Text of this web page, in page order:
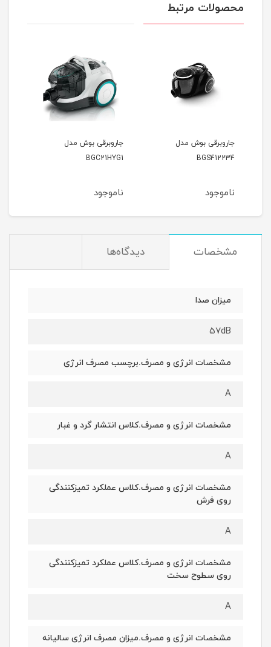
محصولات مرتبط
جاروبرقی بوش مدل
BGS412234
ناموجود
جاروبرقی بوش مدل
BGC21HYG1
ناموجود
مشخصات دیدگاه‌ها
میزان صدا
57dB
مشخصات انرژی و مصرف.برچسب مصرف انرژی
A
مشخصات انرژی و مصرف.کلاس انتشار گرد و غبار
A
مشخصات انرژی و مصرف.کلاس عملکرد تمیزکنندگی
روی فرش
A
مشخصات انرژی و مصرف.کلاس عملکرد تمیزکنندگی
روی سطوح سخت
A
مشخصات انرژی و مصرف.میزان مصرف انرژی سالیانه